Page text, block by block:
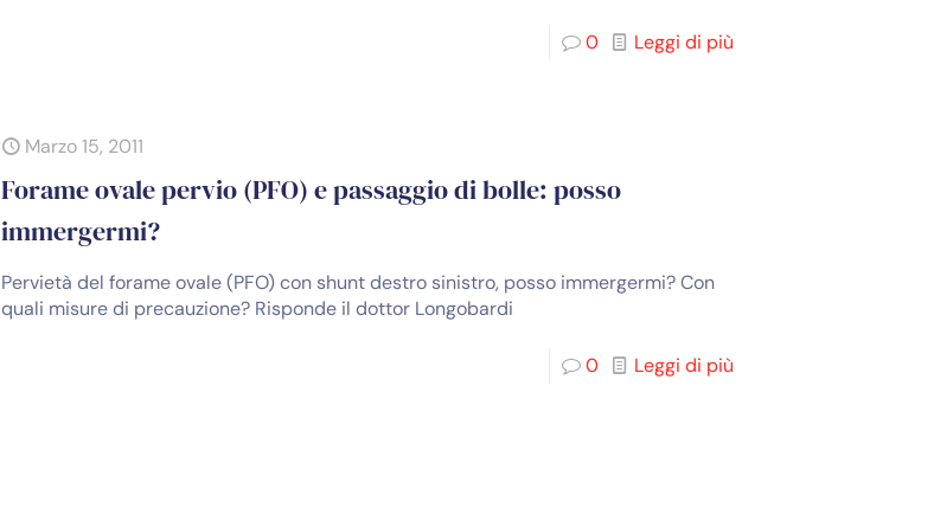
0 Leggi di più
Marzo 15, 2011
Forame ovale pervio (PFO) e passaggio di bolle: posso
immergermi?
Pervietà del forame ovale (PFO) con shunt destro sinistro, posso immergermi? Con
quali misure di precauzione? Risponde il dottor Longobardi
0 Leggi di più